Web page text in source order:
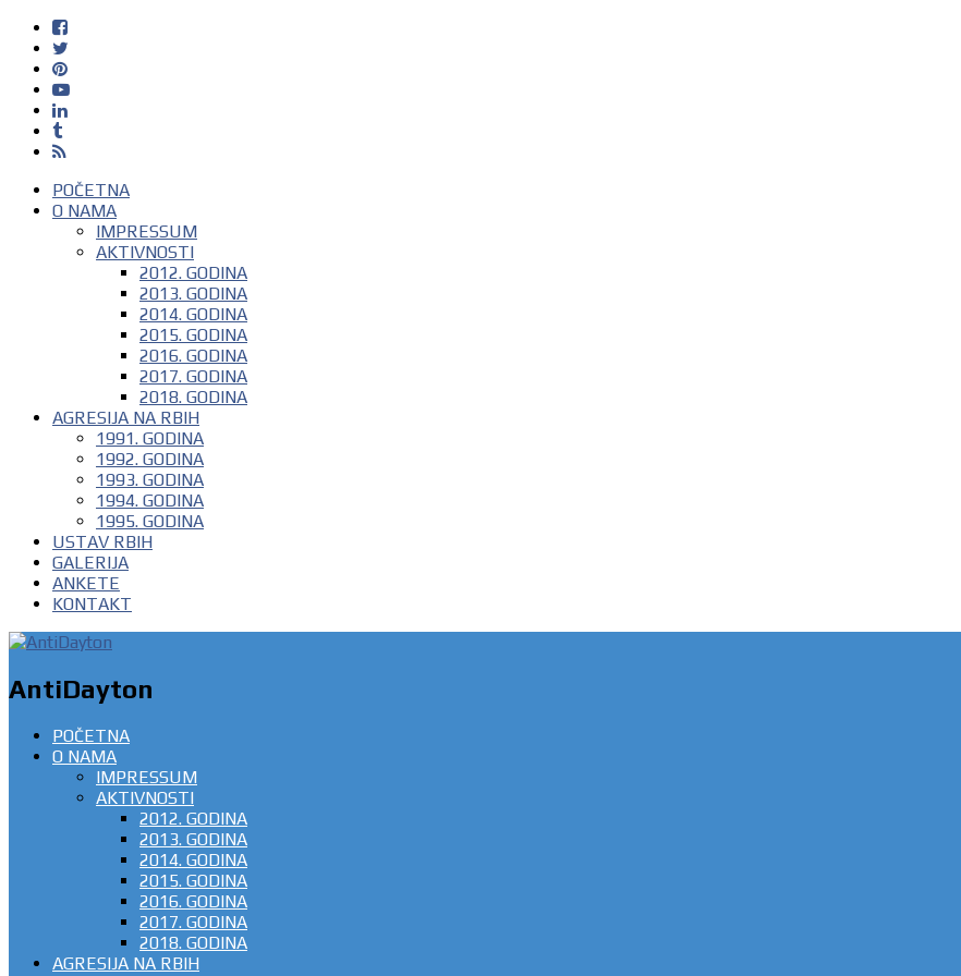
POČETNA
O NAMA
IMPRESSUM
AKTIVNOSTI
2012. GODINA
2013. GODINA
2014. GODINA
2015. GODINA
2016. GODINA
2017. GODINA
2018. GODINA
AGRESIJA NA RBIH
1991. GODINA
1992. GODINA
1993. GODINA
1994. GODINA
1995. GODINA
USTAV RBIH
GALERIJA
ANKETE
KONTAKT
AntiDayton
POČETNA
O NAMA
IMPRESSUM
AKTIVNOSTI
2012. GODINA
2013. GODINA
2014. GODINA
2015. GODINA
2016. GODINA
2017. GODINA
2018. GODINA
AGRESIJA NA RBIH